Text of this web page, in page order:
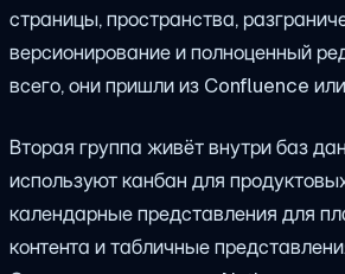
страницы, пространства,
версионирование и полноценный
всего, они пришли из Confluence
Вторая группа живёт внутри баз
используют канбан для
календарные представления для
контента и табличные